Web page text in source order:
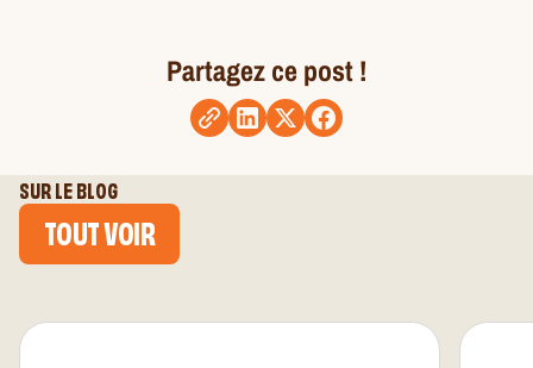
Partagez ce post !
SUR LE BLOG
TOUT VOIR